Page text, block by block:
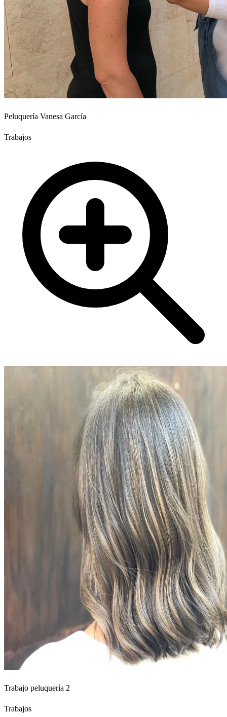
Peluquería Vanesa García
Trabajos
Trabajo peluquería 2
Trabajos